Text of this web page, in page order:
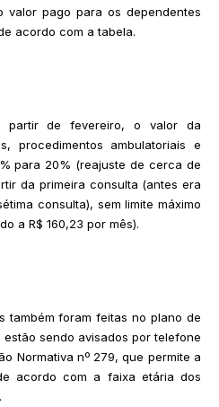
pago para os dependentes
acordo com a tabela.
partir de fevereiro, o valor da
procedimentos ambulatoriais e
para 20% (reajuste de cerca de
da primeira consulta (antes era
consulta), sem limite máximo
a R$ 160,23 por mês).
também foram feitas no plano de
sendo avisados por telefone
Normativa nº 279, que permite a
acordo com a faixa etária dos